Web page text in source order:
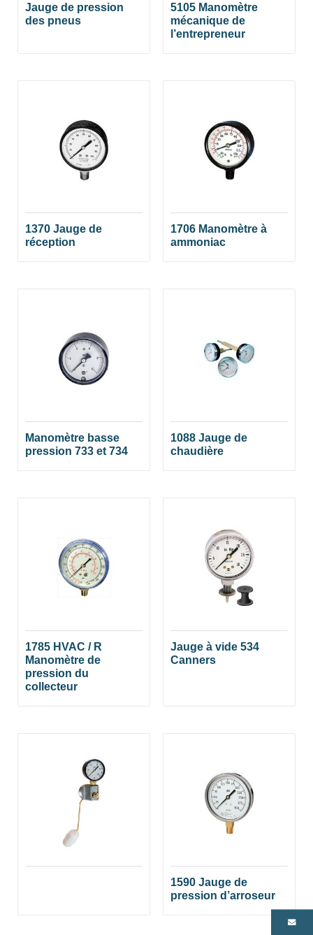
Jauge de pression
des pneus
5105 Manomètre
mécanique de
l’entrepreneur
1370 Jauge de
réception
1706 Manomètre à
ammoniac
Manomètre basse
pression 733 et 734
1088 Jauge de
chaudière
1785 HVAC / R
Manomètre de
pression du
collecteur
Jauge à vide 534
Canners
1590 Jauge de
pression d’arroseur